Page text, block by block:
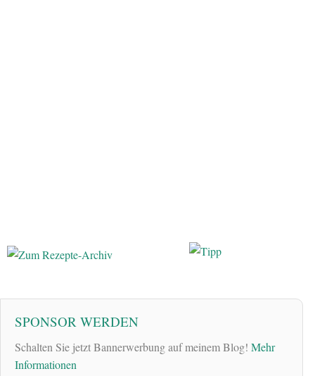
SPONSOR WERDEN
Schalten Sie jetzt Bannerwerbung auf meinem Blog! Mehr
Informationen